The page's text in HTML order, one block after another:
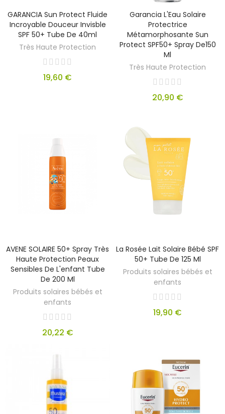
GARANCIA Sun Protect Fluide
Incroyable Douceur Invisble
SPF 50+ Tube De 40ml
Très Haute Protection
19,60 €
Garancia L'Eau Solaire
Protectrice
Métamorphosante Sun
Protect SPF50+ Spray De150
Ml
Très Haute Protection
20,90 €
AVENE SOLAIRE 50+ Spray Très
Haute Protection Peaux
Sensibles De L'enfant Tube
De 200 Ml
Produits solaires bébés et
enfants
20,22 €
La Rosée Lait Solaire Bébé SPF
50+ Tube De 125 Ml
Produits solaires bébés et
enfants
19,90 €